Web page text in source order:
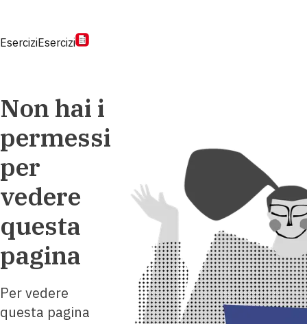
EserciziEsercizi
Non hai i
permessi
per
vedere
questa
pagina
Per vedere
questa pagina